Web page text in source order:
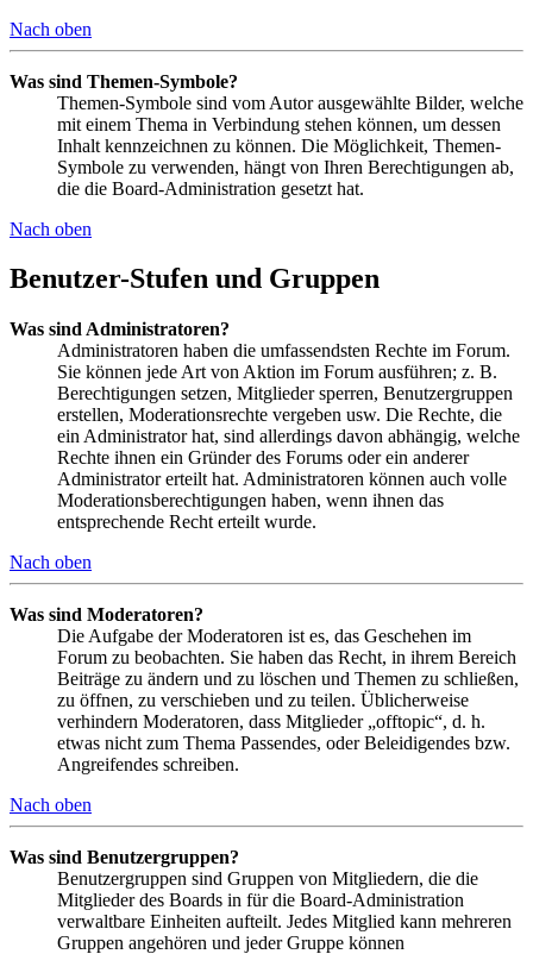
Nach oben
Was sind Themen-Symbole?
Themen-Symbole sind vom Autor ausgewählte Bilder, welche
mit einem Thema in Verbindung stehen können, um dessen
Inhalt kennzeichnen zu können. Die Möglichkeit, Themen-
Symbole zu verwenden, hängt von Ihren Berechtigungen ab,
die die Board-Administration gesetzt hat.
Nach oben
Benutzer-Stufen und Gruppen
Was sind Administratoren?
Administratoren haben die umfassendsten Rechte im Forum.
Sie können jede Art von Aktion im Forum ausführen; z. B.
Berechtigungen setzen, Mitglieder sperren, Benutzergruppen
erstellen, Moderationsrechte vergeben usw. Die Rechte, die
ein Administrator hat, sind allerdings davon abhängig, welche
Rechte ihnen ein Gründer des Forums oder ein anderer
Administrator erteilt hat. Administratoren können auch volle
Moderationsberechtigungen haben, wenn ihnen das
entsprechende Recht erteilt wurde.
Nach oben
Was sind Moderatoren?
Die Aufgabe der Moderatoren ist es, das Geschehen im
Forum zu beobachten. Sie haben das Recht, in ihrem Bereich
Beiträge zu ändern und zu löschen und Themen zu schließen,
zu öffnen, zu verschieben und zu teilen. Üblicherweise
verhindern Moderatoren, dass Mitglieder „offtopic“, d. h.
etwas nicht zum Thema Passendes, oder Beleidigendes bzw.
Angreifendes schreiben.
Nach oben
Was sind Benutzergruppen?
Benutzergruppen sind Gruppen von Mitgliedern, die die
Mitglieder des Boards in für die Board-Administration
verwaltbare Einheiten aufteilt. Jedes Mitglied kann mehreren
Gruppen angehören und jeder Gruppe können